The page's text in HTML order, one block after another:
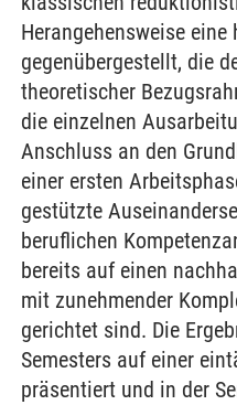
Herangehensweise
gegenübergestellt, die
theoretischer
die einzelnen
Anschluss an den
einer ersten
gestützte
beruflichen
bereits auf einen
mit zunehmender
gerichtet sind. Die
Semesters auf einer
präsentiert und in der